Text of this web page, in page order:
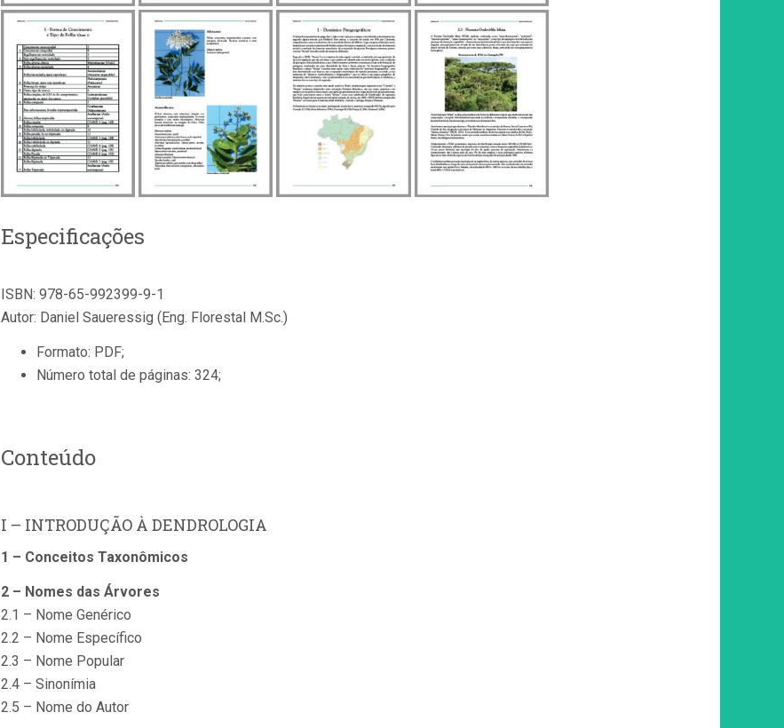
Especificações
ISBN: 978-65-992399-9-1
Autor: Daniel Saueressig (Eng. Florestal M.Sc.)
Formato: PDF;
Número total de páginas: 324;
Conteúdo
I – INTRODUÇÃO À DENDROLOGIA
1 – Conceitos Taxonômicos
2 – Nomes das Árvores
2.1 – Nome Genérico
2.2 – Nome Específico
2.3 – Nome Popular
2.4 – Sinonímia
2.5 – Nome do Autor